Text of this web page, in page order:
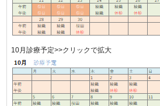
10月診療予定>>クリックで拡大